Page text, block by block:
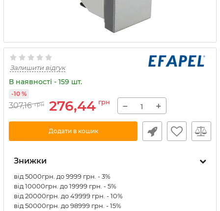
Залишити відгук
В наявності - 159 шт.
307,16 грн 276,44 грн
-10 %
− +
Додати в кошик
Знижки
від 5000грн. до 9999 грн. - 3%
від 10000грн. до 19999 грн. - 5%
від 20000грн. до 49999 грн. - 10%
від 50000грн. до 98999 грн. - 15%